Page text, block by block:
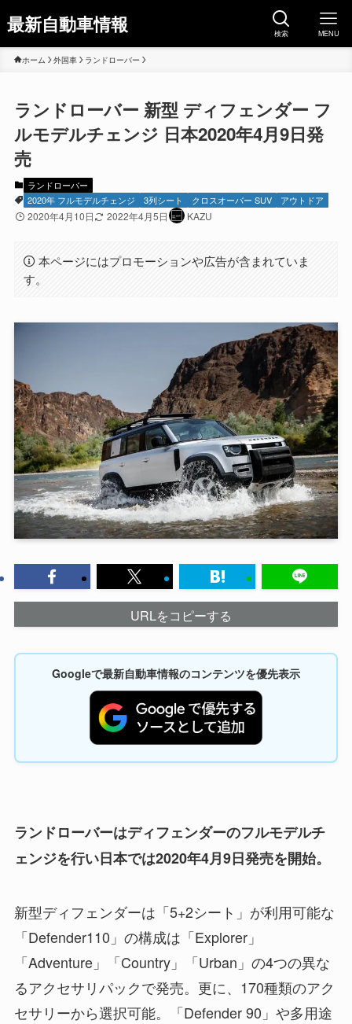
最新自動車情報 検索 MENU
ホーム 外国車 ランドローバー
ランドローバー 新型 ディフェンダー フ
ルモデルチェンジ 日本2020年4月9日発
売
ランドローバー
2020年 フルモデルチェンジ
3列シート クロスオーバー SUV アウトドア
2020年4月10日 2022年4月5日 KAZU
本ページにはプロモーションや広告が含まれていま
す。
URLをコピーする
Googleで最新自動車情報のコンテンツを優先表示
ランドローバーはディフェンダーのフルモデルチ
ェンジを行い日本では2020年4月9日発売を開始。
新型ディフェンダーは「5+2シート」が利用可能な
「Defender110」の構成は「Explorer」
「Adventure」「Country」「Urban」の4つの異な
るアクセサリパックで発売。更に、170種類のアク
セサリーから選択可能。「Defender 90」や多用途